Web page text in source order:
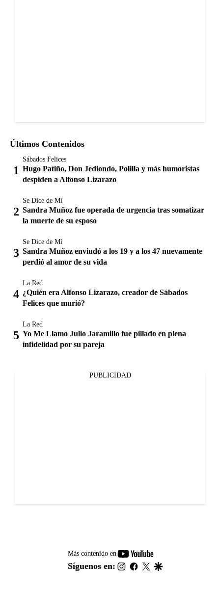
Últimos Contenidos
Sábados Felices
Hugo Patiño, Don Jediondo, Polilla y más humoristas
despiden a Alfonso Lizarazo
Se Dice de Mí
Sandra Muñoz fue operada de urgencia tras somatizar
la muerte de su esposo
Se Dice de Mí
Sandra Muñoz enviudó a los 19 y a los 47 nuevamente
perdió al amor de su vida
La Red
¿Quién era Alfonso Lizarazo, creador de Sábados
Felices que murió?
La Red
Yo Me Llamo Julio Jaramillo fue pillado en plena
infidelidad por su pareja
PUBLICIDAD
Más contenido en
youtube-
footer
Síguenos en: instagram
facebook
twitter